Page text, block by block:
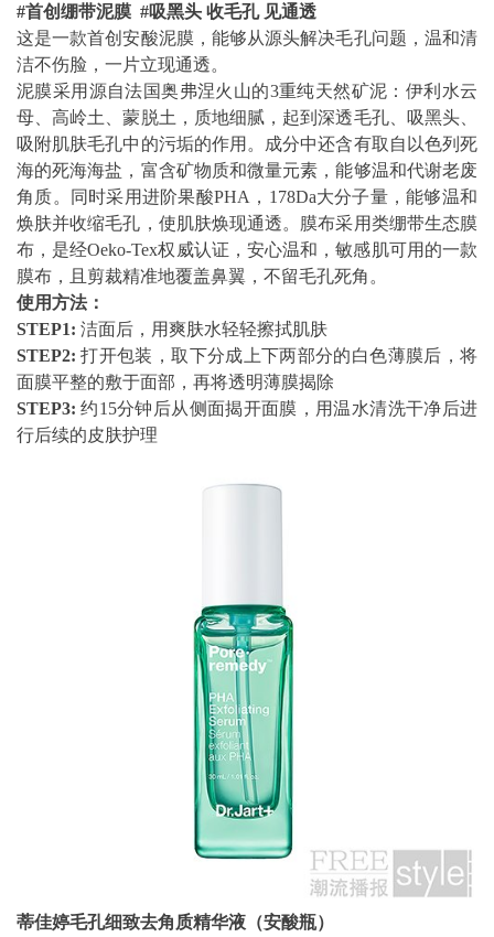
#首创绷带泥膜 #吸黑头 收毛孔 见通透
这是一款首创安酸泥膜，能够从源头解决毛孔问题，温和清
洁不伤脸，一片立现通透。
泥膜采用源自法国奥弗涅火山的3重纯天然矿泥：伊利水云
母、高岭土、蒙脱土，质地细腻，起到深透毛孔、吸黑头、
吸附肌肤毛孔中的污垢的作用。成分中还含有取自以色列死
海的死海海盐，富含矿物质和微量元素，能够温和代谢老废
角质。同时采用进阶果酸PHA，178Da大分子量，能够温和
焕肤并收缩毛孔，使肌肤焕现通透。膜布采用类绷带生态膜
布，是经Oeko-Tex权威认证，安心温和，敏感肌可用的一款
膜布，且剪裁精准地覆盖鼻翼，不留毛孔死角。
使用方法：
STEP1: 洁面后，用爽肤水轻轻擦拭肌肤
STEP2:打开包装，取下分成上下两部分的白色薄膜后，将
面膜平整的敷于面部，再将透明薄膜揭除
STEP3:约15分钟后从侧面揭开面膜，用温水清洗干净后进
行后续的皮肤护理
蒂佳婷毛孔细致去角质精华液（安酸瓶）